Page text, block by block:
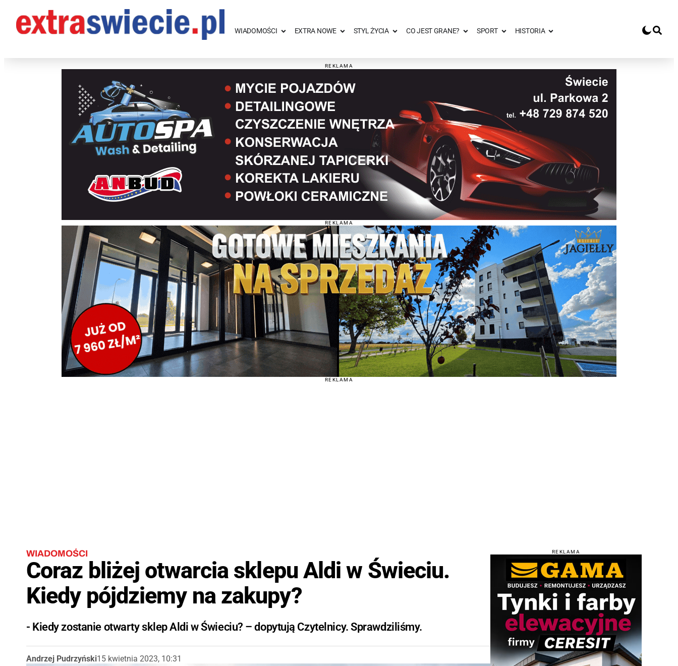
WIADOMOŚCI EXTRA NOWE STYL ŻYCIA CO JEST GRANE? SPORT HISTORIA
REKLAMA
REKLAMA
REKLAMA
WIADOMOŚCI
Coraz bliżej otwarcia sklepu Aldi w Świeciu.
Kiedy pójdziemy na zakupy?
- Kiedy zostanie otwarty sklep Aldi w Świeciu? – dopytują Czytelnicy. Sprawdziliśmy.
Andrzej Pudrzyński15 kwietnia 2023, 10:31
REKLAMA